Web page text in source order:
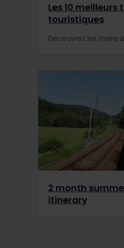
Les 10 meilleurs
touristiques
2 month
itinerary